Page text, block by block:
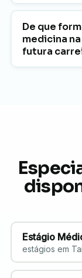
De que
medicina
futura
Estágio
estágios em